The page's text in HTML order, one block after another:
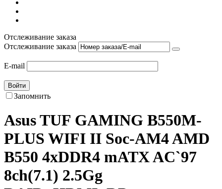
Отслеживание заказа
Отслеживание заказа
E-mail
Войти
Запомнить
Asus TUF GAMING B550M-
PLUS WIFI II Soc-AM4 AMD
B550 4xDDR4 mATX AC`97
8ch(7.1) 2.5Gg